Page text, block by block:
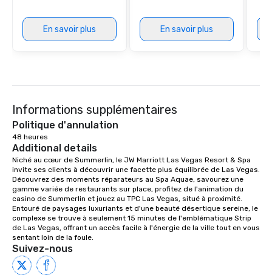
En savoir plus En savoir plus
Informations supplémentaires
Politique d'annulation
48 heures
Additional details
Niché au cœur de Summerlin, le JW Marriott Las Vegas Resort & Spa
invite ses clients à découvrir une facette plus équilibrée de Las Vegas.
Découvrez des moments réparateurs au Spa Aquae, savourez une
gamme variée de restaurants sur place, profitez de l'animation du
casino de Summerlin et jouez au TPC Las Vegas, situé à proximité.
Entouré de paysages luxuriants et d'une beauté désertique sereine, le
complexe se trouve à seulement 15 minutes de l'emblématique Strip
de Las Vegas, offrant un accès facile à l'énergie de la ville tout en vous
sentant loin de la foule.
Suivez-nous